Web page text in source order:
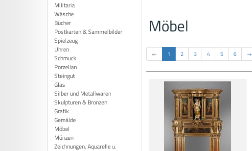
Militaria
Wäsche
Bücher
Postkarten & Sammelbilder
Spielzeug
Uhren
Schmuck
Porzellan
Steingut
Glas
Silber und Metallwaren
Skulpturen & Bronzen
Grafik
Gemälde
Möbel
Münzen
Zeichnungen, Aquarelle u.
Möbel
← 1 2 3 4 5 6 →